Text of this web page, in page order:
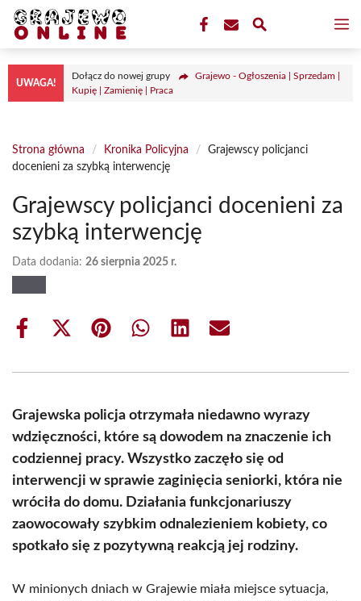
Przejdź
treści
UWAGA!
Dołącz do nowej grupy
Grajewo - Ogłoszenia | Sprzedam |
Kupię | Zamienię | Praca
Strona główna / Kronika Policyjna /
Grajewscy policjanci
docenieni za szybką interwencję
Grajewscy policjanci docenieni za
szybką interwencję
Data dodania: 26 sierpnia 2025 r.
Share
Share
(Twitter)
Share Share Share Share
Grajewska policja otrzymała niedawno wyrazy
wdzięczności, które są dowodem na znaczenie ich
codziennej pracy. Wszystko zaczęło się od
interwencji w sprawie zaginięcia seniorki, która nie
wróciła do domu. Działania funkcjonariuszy
zaowocowały szybkim odnalezieniem kobiety, co
spotkało się z pozytywną reakcją jej rodziny.
W minionych dniach w Grajewie miała miejsce sytuacja,